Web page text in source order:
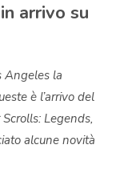
arrivo su
Angeles la
è l’arrivo del
Legends,
alcune novità